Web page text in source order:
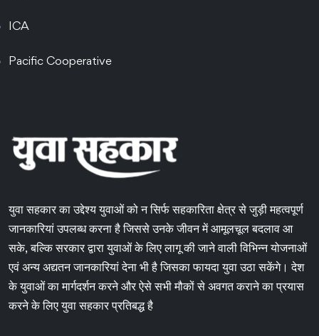
ICA
Pacific Cooperative
युवा सहकार का उद्देश्य युवाओं को न सिर्फ सहकारिता क्षेत्र से जुड़ी महत्वपूर्ण
जानकारियां उपलब्ध करना है जिससे उनके जीवन में आमूलचूल बदलाव आ
सके, बल्कि सरकार द्वारा युवाओं के लिए लागू की जाने वाली विभिन्न योजनाओं
एवं अन्य अद्यतन जानकारियां देना भी है जिसका फायदा युवा उठा सकेंगे। देश
के युवाओं का मार्गदर्शन करने और ऐसे सभी मौकों से अवगत कराने का प्रयास
करने के लिए युवा सहकार प्रतिबद्ध है